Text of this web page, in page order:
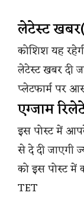
लेटेस्ट
कोशिश यह
लेटेस्ट खबर दी
प्लेटफार्म पर
एग्जाम
इस पोस्ट में
से दे दी जाएगी
को इस पोस्ट में
TET